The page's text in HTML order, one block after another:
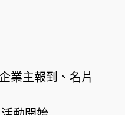
主報到、名片